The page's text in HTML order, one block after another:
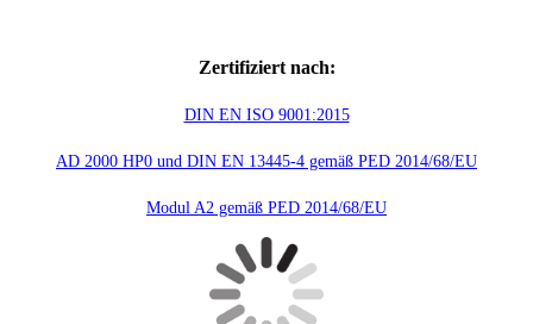
Zertifiziert nach:
DIN EN ISO 9001:2015
AD 2000 HP0 und DIN EN 13445-4 gemäß PED 2014/68/EU
Modul A2 gemäß PED 2014/68/EU